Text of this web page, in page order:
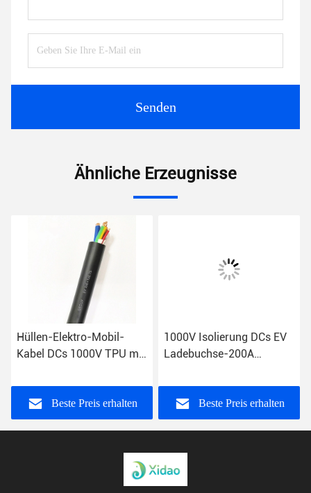
Senden
Ähnliche Erzeugnisse
Hüllen-Elektro-Mobil-
Kabel DCs 1000V TPU mit
Beste Preis erhalten
1000V Isolierung DCs EV
Ladebuchse-200A
Beste Preis erhalten